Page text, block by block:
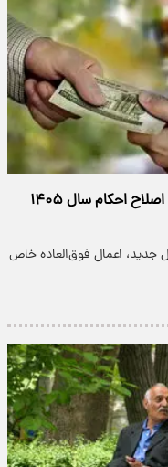
خبر مهم برای بازنشستگان کشوری؛ جزئیات اصلاح احکام سال ۱۴۰۵
جدید، اعمال فوق‌العاده خاص